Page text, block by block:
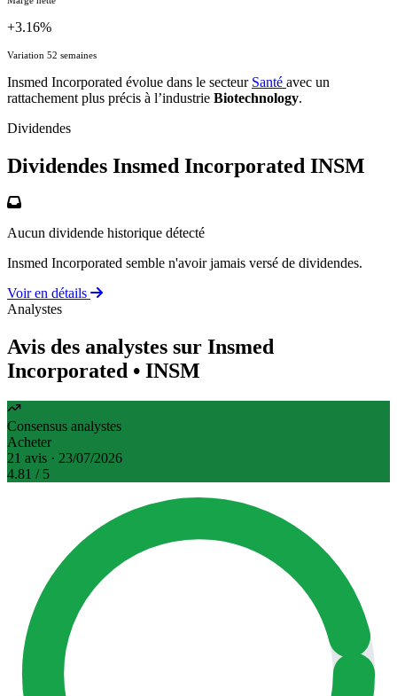
+3.16%
Variation 52 semaines
Insmed Incorporated évolue dans le secteur Santé avec un
rattachement plus précis à l’industrie Biotechnology.
Dividendes
Dividendes Insmed Incorporated INSM
Aucun dividende historique détecté
Insmed Incorporated semble n'avoir jamais versé de dividendes.
Voir en détails
Analystes
Avis des analystes sur Insmed
Incorporated • INSM
Consensus analystes
Acheter
21 avis · 23/07/2026
4.81 / 5